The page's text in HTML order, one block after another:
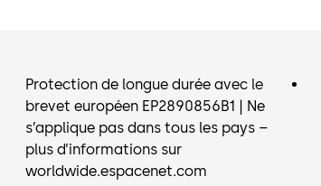
Protection de longue durée avec le
brevet européen EP2890856B1 | Ne
s’applique pas dans tous les pays –
plus d’informations sur
worldwide.espacenet.com